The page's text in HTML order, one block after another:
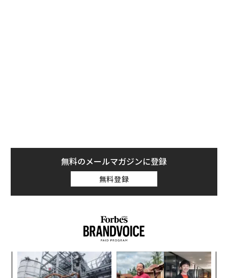
に成り立っている。
そこで問われるのは、経営幹部はいかにして戦略的に考
える能力を取り戻すのか、ということだ。
戦略には余白が必要である
戦略的思考は、会議と会議の合間に生まれるものではな
い。過密な予定表や、空になった受信箱の副産物でもな
い。戦略には余白が必要である。
無料のメールマガジンに登録
無料登録